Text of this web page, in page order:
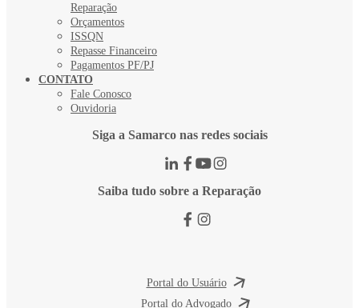
Reparação
Orçamentos
ISSQN
Repasse Financeiro
Pagamentos PF/PJ
CONTATO
Fale Conosco
Ouvidoria
Siga a Samarco nas redes sociais
Saiba tudo sobre a Reparação
Portal do Usuário
Portal do Advogado